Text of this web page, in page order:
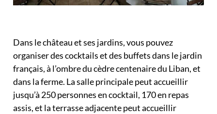
Dans le château et ses jardins, vous pouvez
organiser des cocktails et des buffets dans le jardin
français, à l’ombre du cèdre centenaire du Liban, et
dans la ferme. La salle principale peut accueillir
jusqu’à 250 personnes en cocktail, 170 en repas
assis, et la terrasse adjacente peut accueillir